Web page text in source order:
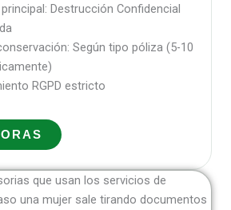
Destrucción Confidencial
Según tipo póliza (5-10
RGPD estricto